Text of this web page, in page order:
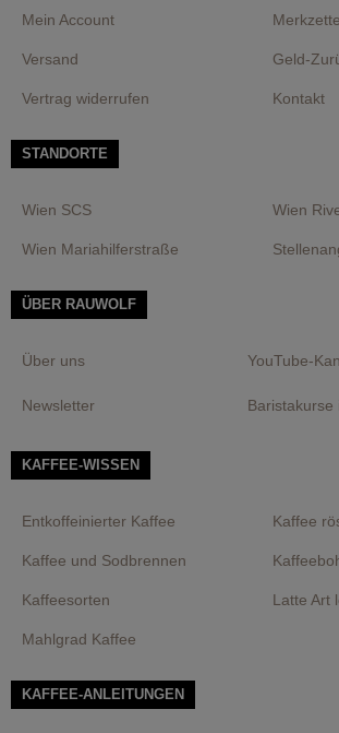
Mein Account
Versand Geld-
Vertrag widerrufen Kontakt
STANDORTE
Wien SCS Wien
Wien Mariahilferstraße
ÜBER RAUWOLF
Über uns YouTube-
Newsletter Baristakurse
KAFFEE-WISSEN
Entkoffeinierter Kaffee Kaffee
Kaffee und Sodbrennen
Kaffeesorten Latte Art
Mahlgrad Kaffee
KAFFEE-ANLEITUNGEN